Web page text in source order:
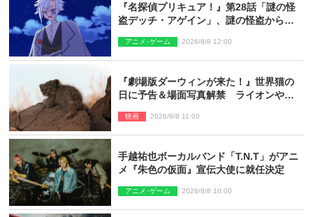
『名探偵プリキュア！』第28話「謎の怪
盗デッチ・アゲイン」、謎の怪盗から不
アニメ･ゲーム 2026/8/8 12:00
『劇場版ダーウィンが来た！』世界猫の
日に予告＆場面写真解禁 ライオンやマ
映画 2026/8/8 11:00
手越祐也ボーカルバンド「T.N.T」がアニ
メ『朱色の仮面』宣伝大使に就任決定
アニメ･ゲーム 2026/8/8 10:00